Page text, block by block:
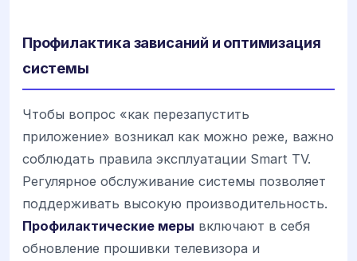
Профилактика зависаний и оптимизация
системы
Чтобы вопрос «как перезапустить
приложение» возникал как можно реже, важно
соблюдать правила эксплуатации Smart TV.
Регулярное обслуживание системы позволяет
поддерживать высокую производительность.
Профилактические меры включают в себя
обновление прошивки телевизора и